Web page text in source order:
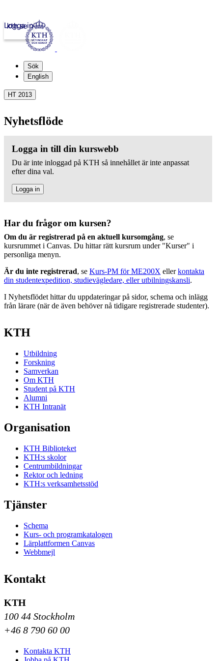
kth.se
Logga in
Sök
English
HT 2013
Nyhetsflöde
Logga in till din kurswebb
Du är inte inloggad på KTH så innehållet är inte anpassat
efter dina val.
Logga in
Har du frågor om kursen?
Om du är registrerad på en aktuell kursomgång, se
kursrummet i Canvas. Du hittar rätt kursrum under "Kurser" i
personliga menyn.
Är du inte registrerad, se Kurs-PM för ME200X ellerkontakta
din studentexpedition, studievägledare, eller utbilningskansli.
I Nyhetsflödet hittar du uppdateringar på sidor, schema och inlägg
från lärare (när de även behöver nå tidigare registrerade studenter).
KTH
Utbildning
Forskning
Samverkan
Om KTH
Student på KTH
Alumni
KTH Intranät
Organisation
KTH Biblioteket
KTH:s skolor
Centrumbildningar
Rektor och ledning
KTH:s verksamhetsstöd
Tjänster
Schema
Kurs- och programkatalogen
Lärplattformen Canvas
Webbmejl
Kontakt
KTH
100 44 Stockholm
+46 8 790 60 00
Kontakta KTH